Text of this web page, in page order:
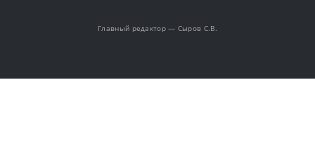
Главный редактор — Сыров С.В.